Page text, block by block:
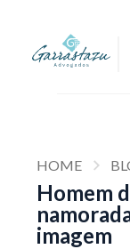
HOME
Homem
imagem